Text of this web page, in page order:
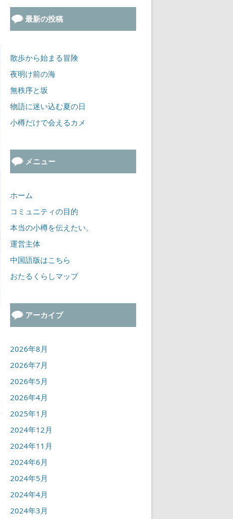
最新の投稿
散歩から始まる冒険
夜明け前の海
無秩序と坂
物語に迷い込む夏の日
小樽だけで会えるカメ
メニュー
ホーム
コミュニティの目的
本当の小樽を伝えたい。
運営主体
中国語版はこちら
おたるくらしマップ
アーカイブ
2026年8月
2026年7月
2026年5月
2026年4月
2025年1月
2024年12月
2024年11月
2024年6月
2024年5月
2024年4月
2024年3月